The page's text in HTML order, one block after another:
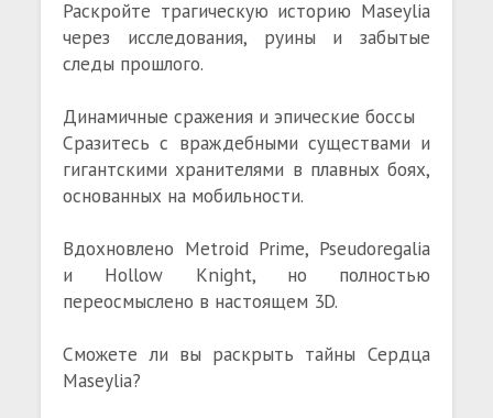
Раскройте трагическую историю Maseylia
через исследования, руины и забытые
следы прошлого.
Динамичные сражения и эпические боссы
Сразитесь с враждебными существами и
гигантскими хранителями в плавных боях,
основанных на мобильности.
Вдохновлено Metroid Prime, Pseudoregalia
и Hollow Knight, но полностью
переосмыслено в настоящем 3D.
Сможете ли вы раскрыть тайны Сердца
Maseylia?